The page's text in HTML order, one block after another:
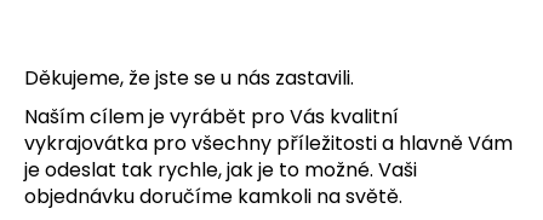
Děkujeme, že jste se u nás zastavili.
Naším cílem je vyrábět pro Vás kvalitní
vykrajovátka pro všechny příležitosti a hlavně Vám
je odeslat tak rychle, jak je to možné. Vaši
objednávku doručíme kamkoli na světě.